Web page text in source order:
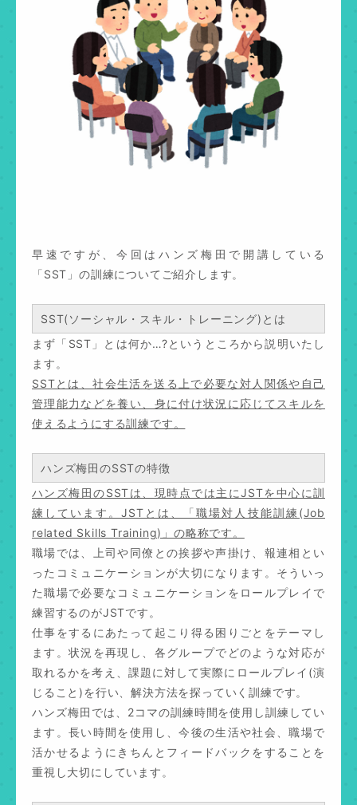
早速ですが、今回はハンズ梅田で開講している
「SST」の訓練についてご紹介します。
SST(ソーシャル・スキル・トレーニング)とは
まず「SST」とは何か…?というところから説明いたし
ます。
SSTとは、社会生活を送る上で必要な対人関係や自己
管理能力などを養い、身に付け状況に応じてスキルを
使えるようにする訓練です。
ハンズ梅田のSSTの特徴
ハンズ梅田のSSTは、現時点では主にJSTを中心に訓
練しています。JSTとは、「職場対人技能訓練(Job
related Skills Training)」の略称です。
職場では、上司や同僚との挨拶や声掛け、報連相とい
ったコミュニケーションが大切になります。そういっ
た職場で必要なコミュニケーションをロールプレイで
練習するのがJSTです。
仕事をするにあたって起こり得る困りごとをテーマし
ます。状況を再現し、各グループでどのような対応が
取れるかを考え、課題に対して実際にロールプレイ(演
じること)を行い、解決方法を探っていく訓練です。
ハンズ梅田では、2コマの訓練時間を使用し訓練してい
ます。長い時間を使用し、今後の生活や社会、職場で
活かせるようにきちんとフィードバックをすることを
重視し大切にしています。